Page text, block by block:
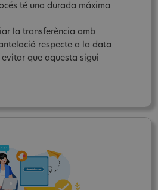
té una durada máxima
la transferència amb
respecte a la data
evitar que aquesta sigui